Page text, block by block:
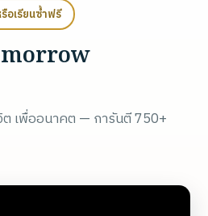
อเรียนซ้ำฟรี
เพื่ออนาคต — การันตี 750+